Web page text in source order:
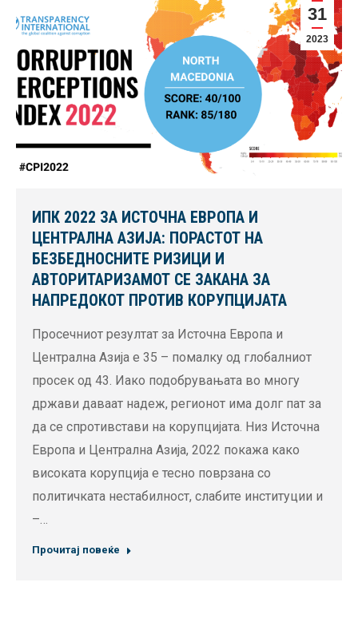
31
2023
ИПК 2022 ЗА ИСТОЧНА ЕВРОПА И
ЦЕНТРАЛНА АЗИЈА: ПОРАСТОТ НА
БЕЗБЕДНОСНИТЕ РИЗИЦИ И
АВТОРИТАРИЗАМОТ СЕ ЗАКАНА ЗА
НАПРЕДОКОТ ПРОТИВ КОРУПЦИЈАТА
Просечниот резултат за Источна Европа и
Централна Азија е 35 – помалку од глобалниот
просек од 43. Иако подобрувањата во многу
држави даваат надеж, регионот има долг пат за
да се спротивстави на корупцијата. Низ Источна
Европа и Централна Азија, 2022 покажа како
високата корупција е тесно поврзана со
политичката нестабилност, слабите институции и
–…
Прочитај повеќе